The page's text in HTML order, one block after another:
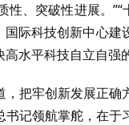
、突破性进展。
际科技创新中心
水平科技自立自强
把牢创新发展正
记领航掌舵，在